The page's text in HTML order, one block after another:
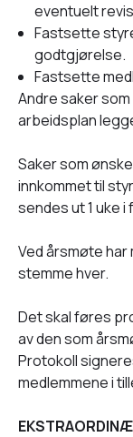
eventuelt
Fastsette
godtgjørelse.
Fastsette
Andre saker
arbeidsplan
Saker som
innkommet til
sendes ut 1 uke
Ved årsmøte
stemme hver.
Det skal føres
av den som
Protokoll
medlemmene i